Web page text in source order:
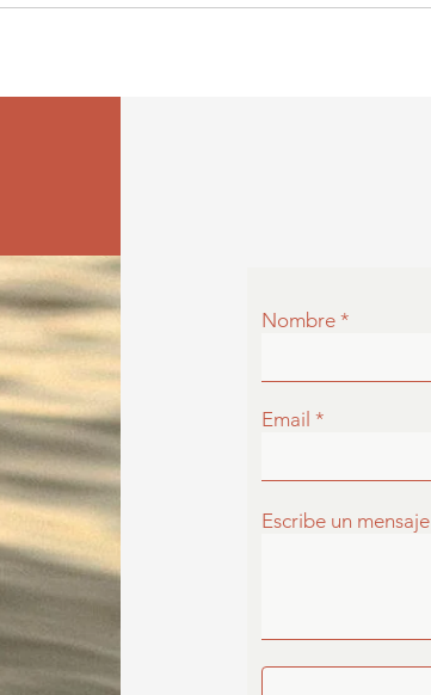
Nombre
Email
Escribe un mensaje